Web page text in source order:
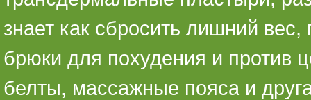
знает как сбросить лишний
брюки для похудения и против
белты, массажные пояса и